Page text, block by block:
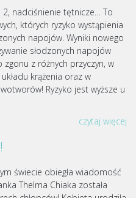
2, nadciśnienie tętnicze… To
których ryzyko wystąpienia
napojów. Wyniki nowego
słodzonych napojów
z różnych przyczyn, w
krążenia oraz w
Ryzyko jest wyższe u
czytaj więcej
świecie obiegła wiadomość
Thelma Chiaka została